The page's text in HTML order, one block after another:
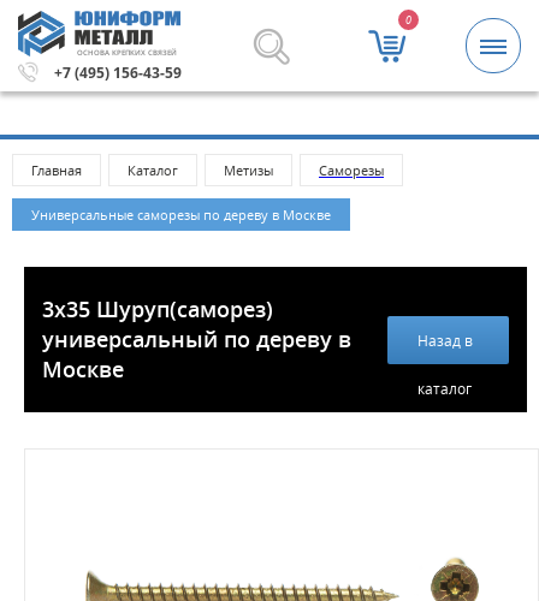
ОСНОВА КРЕПКИХ СВЯЗЕЙ
+7 (495) 156-43-59
0
Метизы и крепежные изделия оптом. Минимальная
Главная Каталог Метизы Саморезы
Универсальные саморезы по дереву в Москве
3х35 Шуруп(саморез)
универсальный по дереву в
Москве
Назад в
каталог